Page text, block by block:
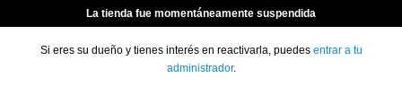
La tienda fue momentáneamente suspendida
Si eres su dueño y tienes interés en reactivarla, puedes entrar a tu
administrador.